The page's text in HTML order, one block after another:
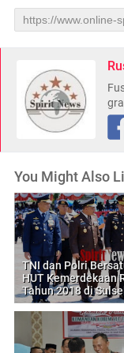
You Might Also
TNI dan Polri
HUT Kemerdekaan
Tahun 2018 di Sulsel